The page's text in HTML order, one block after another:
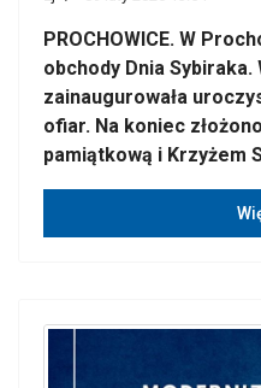
PROCHOWICE. W
obchody Dnia Sybiraka.
zainaugurowała
ofiar. Na koniec
pamiątkową i Krzyżem